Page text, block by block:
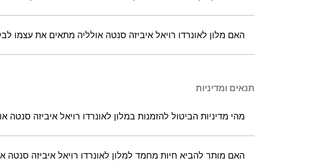
האם מלון לאונרדו רויאל איביזה סנטה אולליה מתאים את עצמו
תנאים ומדיניות
מהי מדיניות הביטול להזמנות במלון לאונרדו רויאל איביזה סנטה
האם מותר להביא חיות מחמד למלון לאונרדו רויאל איביזה סנטה